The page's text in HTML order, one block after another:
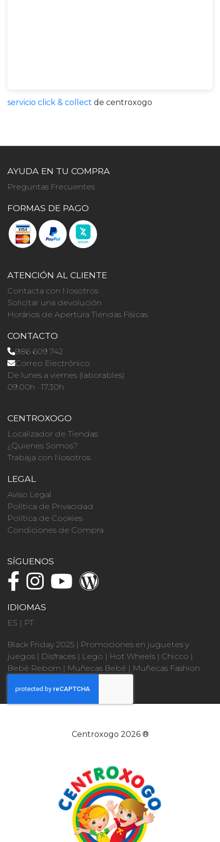
servicio click & collect de centroxogo
AYUDA EN TU COMPRA
Preguntas Frecuentes
FORMAS DE PAGO
ATENCIÓN AL CLIENTE
Contacta con Nosotros
Solicitar una devolución
Horários de Apertura Tiendas Físicas
CONTACTO
986 609 742
Correo Electrónico
De lunes a viernes (laborables)
09.00h · 17.30h
CENTROXOGO
Localizador de Tiendas
¿Quienes Somos?
Trabaja con Nosotros
LEGAL
Aviso Legal
Política de Privacidad
Política de Cookies
Condiciones de Compra
SÍGUENOS
IDIOMAS
ES | PT
Black Friday 2025 | Promociones en juguetes y
juegos | Disfraces | Lego | Hot Wheels | Chicco |
Bebé Reborn | Muñecas Bebé | Muñecas Fashion
Centroxogo 2026 ®